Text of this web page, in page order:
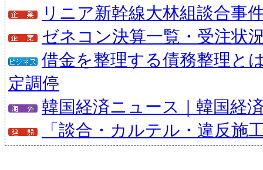
リニア新幹線大林組談合事
ゼネコン決算一覧・受注状
借金を整理する債務整理と
定調停
韓国経済ニュース｜韓国経
「談合・カルテル・違反施